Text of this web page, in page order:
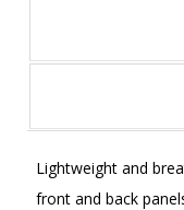
Lightweight and
front and back